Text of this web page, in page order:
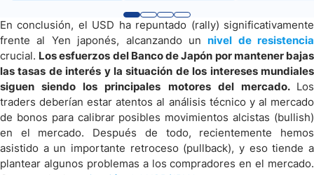
En conclusión, el USD ha repuntado (rally) significativamente
frente al Yen japonés, alcanzando un nivel de resistencia
crucial. Los esfuerzos del Banco de Japón por mantener bajas
las tasas de interés y la situación de los intereses mundiales
siguen siendo los principales motores del mercado. Los
traders deberían estar atentos al análisis técnico y al mercado
de bonos para calibrar posibles movimientos alcistas (bullish)
en el mercado. Después de todo, recientemente hemos
asistido a un importante retroceso (pullback), y eso tiende a
plantear algunos problemas a los compradores en el mercado.